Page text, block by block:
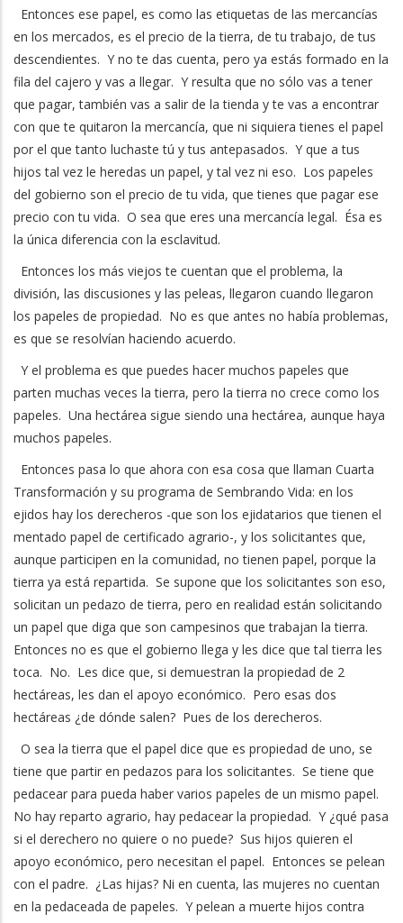
Entonces ese papel, es como las etiquetas de las mercancías
en los mercados, es el precio de la tierra, de tu trabajo, de tus
descendientes. Y no te das cuenta, pero ya estás formado en la
fila del cajero y vas a llegar. Y resulta que no sólo vas a tener
que pagar, también vas a salir de la tienda y te vas a encontrar
con que te quitaron la mercancía, que ni siquiera tienes el papel
por el que tanto luchaste tú y tus antepasados. Y que a tus
hijos tal vez le heredas un papel, y tal vez ni eso. Los papeles
del gobierno son el precio de tu vida, que tienes que pagar ese
precio con tu vida. O sea que eres una mercancía legal. Ésa es
la única diferencia con la esclavitud.
Entonces los más viejos te cuentan que el problema, la
división, las discusiones y las peleas, llegaron cuando llegaron
los papeles de propiedad. No es que antes no había problemas,
es que se resolvían haciendo acuerdo.
Y el problema es que puedes hacer muchos papeles que
parten muchas veces la tierra, pero la tierra no crece como los
papeles. Una hectárea sigue siendo una hectárea, aunque haya
muchos papeles.
Entonces pasa lo que ahora con esa cosa que llaman Cuarta
Transformación y su programa de Sembrando Vida: en los
ejidos hay los derecheros -que son los ejidatarios que tienen el
mentado papel de certificado agrario-, y los solicitantes que,
aunque participen en la comunidad, no tienen papel, porque la
tierra ya está repartida. Se supone que los solicitantes son eso,
solicitan un pedazo de tierra, pero en realidad están solicitando
un papel que diga que son campesinos que trabajan la tierra.
Entonces no es que el gobierno llega y les dice que tal tierra les
toca. No. Les dice que, si demuestran la propiedad de 2
hectáreas, les dan el apoyo económico. Pero esas dos
hectáreas ¿de dónde salen? Pues de los derecheros.
O sea la tierra que el papel dice que es propiedad de uno, se
tiene que partir en pedazos para los solicitantes. Se tiene que
pedacear para pueda haber varios papeles de un mismo papel.
No hay reparto agrario, hay pedacear la propiedad. Y ¿qué pasa
si el derechero no quiere o no puede? Sus hijos quieren el
apoyo económico, pero necesitan el papel. Entonces se pelean
con el padre. ¿Las hijas? Ni en cuenta, las mujeres no cuentan
en la pedaceada de papeles. Y pelean a muerte hijos contra